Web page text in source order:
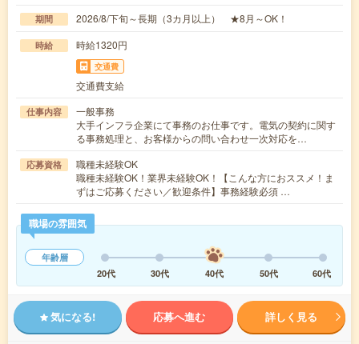
期間 2026/8/下旬～長期（3カ月以上） ★8月～OK！
時給 時給1320円
交通費
交通費支給
仕事内容
一般事務
大手インフラ企業にて事務のお仕事です。電気の契約に関す
る事務処理と、お客様からの問い合わせ一次対応を…
応募資格
職種未経験OK
職種未経験OK！業界未経験OK！【こんな方におススメ！ま
ずはご応募ください／歓迎条件】事務経験必須 …
職場の雰囲気
年齢層
20代
30代 40代 50代 60代
気になる! 応募へ進む 詳しく見る